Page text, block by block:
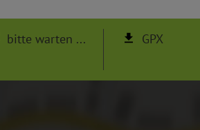
bitte warten ... GPX